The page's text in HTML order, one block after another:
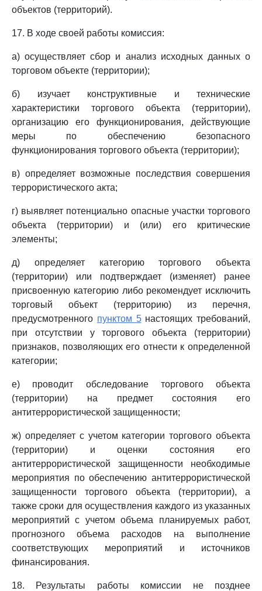
объектов (территорий).
17. В ходе своей работы комиссия:
а) осуществляет сбор и анализ исходных данных о
торговом объекте (территории);
б) изучает конструктивные и технические
характеристики торгового объекта (территории),
организацию его функционирования, действующие
меры по обеспечению безопасного
функционирования торгового объекта (территории);
в) определяет возможные последствия совершения
террористического акта;
г) выявляет потенциально опасные участки торгового
объекта (территории) и (или) его критические
элементы;
д) определяет категорию торгового объекта
(территории) или подтверждает (изменяет) ранее
присвоенную категорию либо рекомендует исключить
торговый объект (территорию) из перечня,
предусмотренного пунктом 5настоящих требований,
при отсутствии у торгового объекта (территории)
признаков, позволяющих его отнести к определенной
категории;
е) проводит обследование торгового объекта
(территории) на предмет состояния его
антитеррористической защищенности;
ж) определяет с учетом категории торгового объекта
(территории) и оценки состояния его
антитеррористической защищенности необходимые
мероприятия по обеспечению антитеррористической
защищенности торгового объекта (территории), а
также сроки для осуществления каждого из указанных
мероприятий с учетом объема планируемых работ,
прогнозного объема расходов на выполнение
соответствующих мероприятий и источников
финансирования.
18. Результаты работы комиссии не позднее